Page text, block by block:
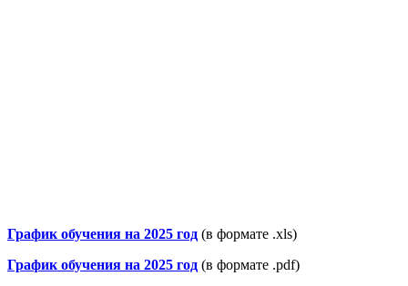
График обучения на 2025 год (в формате .xls)
График обучения на 2025 год (в формате .pdf)